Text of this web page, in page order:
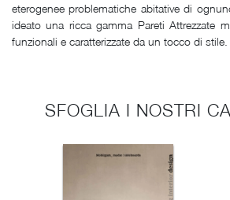
eterogenee problematiche abitative di
ideato una ricca gamma Pareti Attrezzate
funzionali e caratterizzate da un tocco di stile.
SFOGLIA I NOSTRI